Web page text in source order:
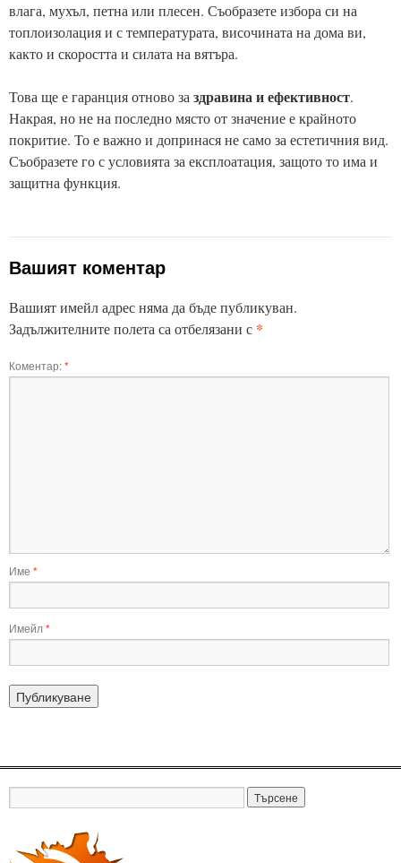
влага, мухъл, петна или плесен. Съобразете избора си на
топлоизолация и с температурата, височината на дома ви,
както и скоростта и силата на вятъра.
Това ще е гаранция отново за здравина и ефективност.
Накрая, но не на последно място от значение е крайното
покритие. То е важно и допринася не само за естетичния вид.
Съобразете го с условията за експлоатация, защото то има и
защитна функция.
Вашият коментар
Вашият имейл адрес няма да бъде публикуван.
Задължителните полета са отбелязани с *
Коментар:*
Име *
Имейл*